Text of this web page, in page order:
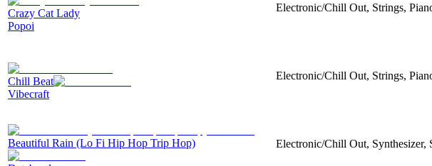
Crazy Cat Lady
Popoi
Electronic/Chill Out, Strings,
Chill Beat
Vibecraft
Electronic/Chill Out, Strings,
Beautiful Rain (Lo Fi Hip Hop Trip Hop) Electronic/Chill Out, Synthesizer,